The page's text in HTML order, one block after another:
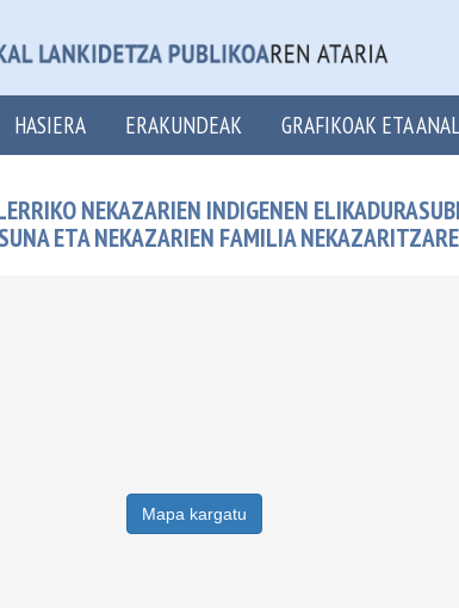
HASIERA ERAKUNDEAK GRAFIKOAK ETA
NEKAZARIEN INDIGENEN
ETA NEKAZARIEN FAMILIA
Mapa kargatu